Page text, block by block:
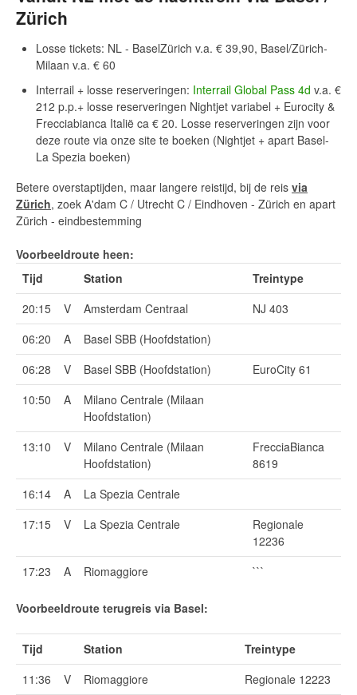
Zürich
Losse tickets: NL - BaselZürich v.a. € 39,90, Basel/Zürich-
Milaan v.a. € 60
Interrail + losse reserveringen: Interrail Global Pass 4d v.a. €
212 p.p.+ losse reserveringen Nightjet variabel + Eurocity &
Frecciabianca Italië ca € 20. Losse reserveringen zijn voor
deze route via onze site te boeken (Nightjet + apart Basel-
La Spezia boeken)
Betere overstaptijden, maar langere reistijd, bij de reis via
Zürich, zoek A'dam C / Utrecht C / Eindhoven - Zürich en apart
Zürich - eindbestemming
Voorbeeldroute heen:
Tijd
Station
Treintype
20:15
V Amsterdam Centraal
NJ 403
06:20
A
Basel SBB (Hoofdstation)
06:28
V Basel SBB (Hoofdstation)
EuroCity 61
10:50
A
Milano Centrale (Milaan
Hoofdstation)
13:10
V
Milano Centrale (Milaan
Hoofdstation)
FrecciaBianca
8619
16:14
A
La Spezia Centrale
17:15
V La Spezia Centrale
Regionale
12236
17:23
A Riomaggiore ```
Voorbeeldroute terugreis via Basel:
Tijd Station
Treintype
11:36
V Riomaggiore
Regionale 12223